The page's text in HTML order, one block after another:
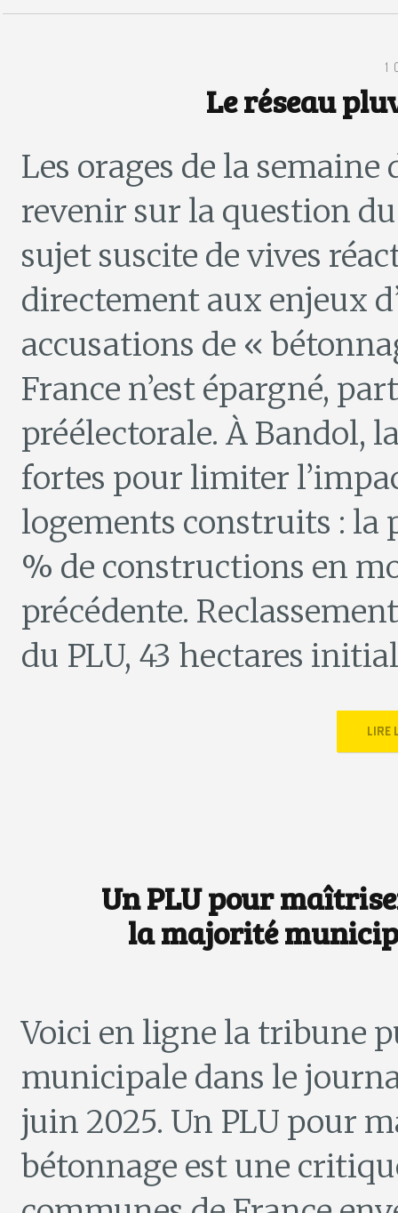
1
Le réseau
Les orages de la
revenir sur la question
sujet suscite de vives
directement aux enjeux
accusations de «
France n’est épargné,
préélectorale. À Bandol,
fortes pour limiter
logements construits : la
% de constructions en
précédente.
du PLU, 43 hectares
LIRE
Un PLU pour
la majorité
Voici en ligne la tribune
municipale dans le
juin 2025. Un PLU pour
bétonnage est une